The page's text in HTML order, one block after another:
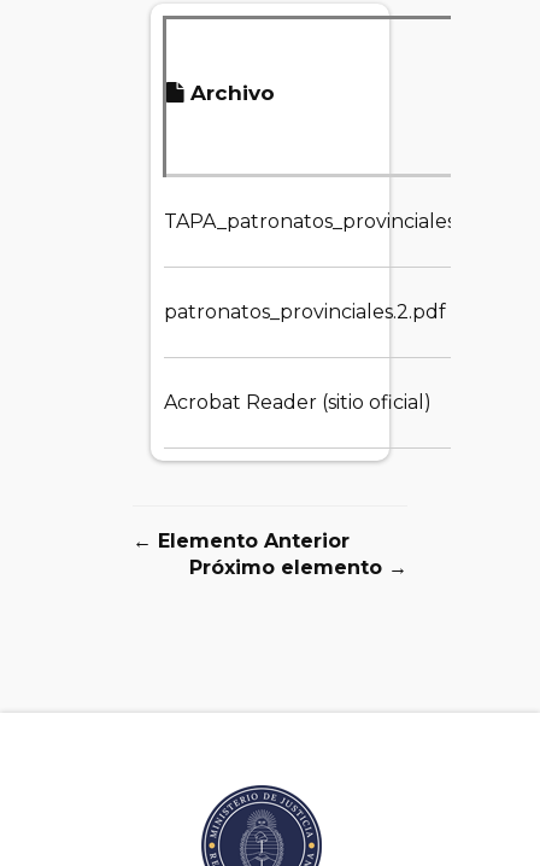
Archivo
TAPA_patronatos_provinciales.2.jpg
patronatos_provinciales.2.pdf
Acrobat Reader (sitio oficial)
← Elemento Anterior
Próximo elemento →